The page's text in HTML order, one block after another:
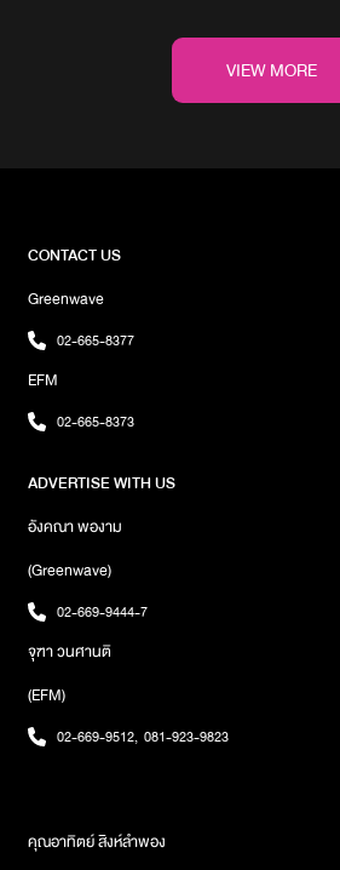
เพลงฮิตที่ปล่อยออกมาอย่างต่อเนื่องแล้ว พ
นำมามากมาย ไม่ว่าจะเป็น Best Album of
Music of the Year จากเพลง “เพื่อนเล่น ไม่
อีก” จากเวที TOTY Music Awards 2021
ล่าสุดพวกเขามีการจัดงานเปิดตัวอัลบั้ม
“We're Gonna Be OK” ที่จัดขึ้นในรูปแบบ Exhibition
ฉลองความสำเร็จของอัลบั้มนี้ร่วมกับแฟนเพ
ความสนุกสนาน และความอบอุ่นใกล้ชิดภายใ
วิด-19 เริ่มงานด้วยการเปิดตัวเอ็มวี “ถ้าเราเ
น้ำตากันไปตามๆกันก่อนจะเข้าสู่บรรยากาศ
โดยเริ่มที่เพลง “เบื่อคนขี้เบื่อ” ที่เต็มไปด้วยสี
แสดงสด ที่ทุกคนใส่พลังเต็มทั้งร้อง และ เล่น แ
เต็มไปด้วยเสียงกรี๊ด สานต่ออารมณ์เดือดๆ
ลงด้วยเพลง “ลู่วิ่ง” และ “ฤดูหนาว” จากอัลบั้
เรียกเสียงกรี๊ดสนั่นจากแฟนเพลง โดยตลอด
มีจัดหนักให้แฟนๆ ได้อิ่มใจ จนเข้าสู่พาร์ทของเ
ความประทับใจจากเหล่าแฟนเพลงที่ต่างร้อ
เสียงกรี๊ดกันอีกรอบ และเดินทางมาถึงช่วงสุ
VIEW MORE
CONTACT US
Greenwave
02-665-8377
EFM
02-665-8373
ADVERTISE WITH US
อังคณา พองาม
(Greenwave)
02-669-9444-7
จุฑา วนศานติ
(EFM)
02-669-9512, 081-923-9823
คุณอาทิตย์ สิงห์ลำพอง